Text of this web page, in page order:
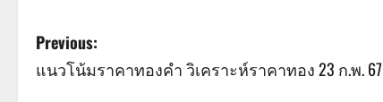
P
o
Previous:
แนวโน้มราคาทองคำ วิเคราะห์ราคาทอง 23 ก.พ. 67